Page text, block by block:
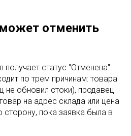
отменить
получает статус "Отменена".
по трем причинам: товара
не обновил стоки), продавец
на адрес склада или цена
пока заявка была в